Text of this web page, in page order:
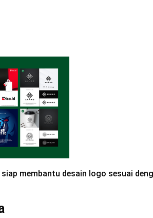
siap membantu desain logo sesuai